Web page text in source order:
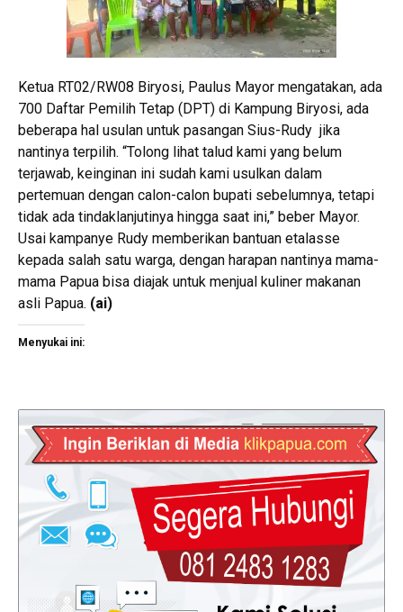
Ketua RT02/RW08 Biryosi, Paulus Mayor mengatakan, ada
700 Daftar Pemilih Tetap (DPT) di Kampung Biryosi, ada
beberapa hal usulan untuk pasangan Sius-Rudy jika
nantinya terpilih. “Tolong lihat talud kami yang belum
terjawab, keinginan ini sudah kami usulkan dalam
pertemuan dengan calon-calon bupati sebelumnya, tetapi
tidak ada tindaklanjutinya hingga saat ini,” beber Mayor.
Usai kampanye Rudy memberikan bantuan etalasse
kepada salah satu warga, dengan harapan nantinya mama-
mama Papua bisa diajak untuk menjual kuliner makanan
asli Papua. (ai)
Menyukai ini: